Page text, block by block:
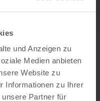
und Anzeigen zu
Medien anbieten
Website zu
Informationen zu Ihrer
Partner für